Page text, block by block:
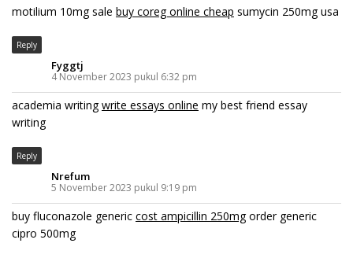
motilium 10mg sale buy coreg online cheap sumycin 250mg usa
Reply
Fyggtj
4 November 2023 pukul 6:32 pm
academia writingwrite essays online my best friend essay
writing
Reply
Nrefum
5 November 2023 pukul 9:19 pm
buy fluconazole generic cost ampicillin 250mgorder generic
cipro 500mg